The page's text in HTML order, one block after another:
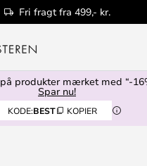
Fri fragt fra 499,- kr.
på produkter mærket med “-
Spar nu!
KODE:BEST KOPIER